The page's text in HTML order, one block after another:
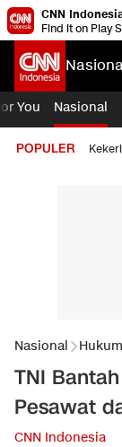
CNN
Find it on Play
You Nasional
POPULER
Nasional
TNI
Pesawat
CNN Indonesia